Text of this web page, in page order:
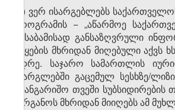
დ) ვერ ისარგებლებს
პროგრამის − „აწარმოე
შესაბამისად განსაზღვრული
უწყების მხრიდან მიღებული
ადრე. საჯარო სამართლის
ფარგლებში გაცემულ სესხზე/
საანგარიშო თვეში
ორგანოს მხრიდან მიიღებს ამ